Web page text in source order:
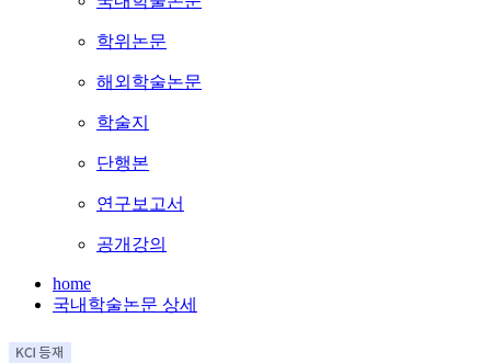
학위논문
해외학술논문
학술지
단행본
연구보고서
공개강의
home
국내학술논문 상세